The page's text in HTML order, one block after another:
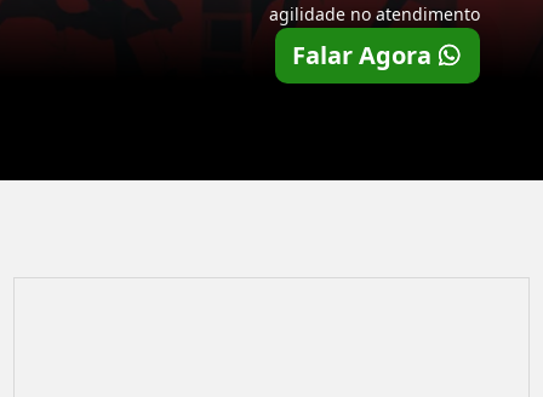
agilidade no atendimento
Falar Agora